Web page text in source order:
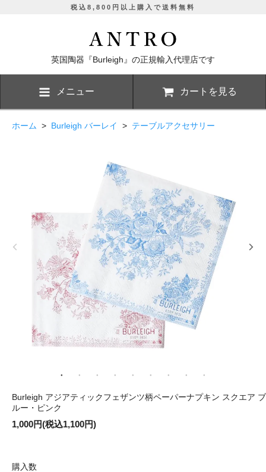
税込8,800円以上購入で送料無料
英国陶器『Burleigh』の正規輸入代理店です
メニュー カートを見る
ホーム > Burleigh バーレイ > テーブルアクセサリー
Burleigh アジアティックフェザンツ柄ペーパーナプキン スクエア ブ
ルー・ピンク
1,000円(税込1,100円)
購入数